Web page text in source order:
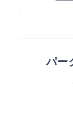
パー